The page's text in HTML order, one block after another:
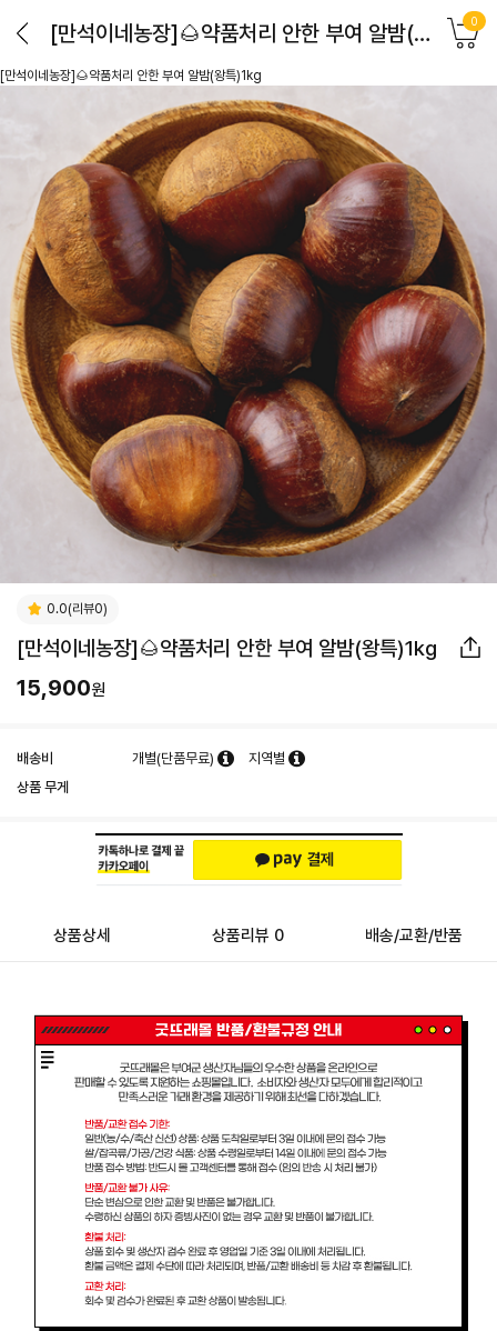
[만석이네농장]🌰약품처리 안한 부여 알밤(왕특)1kg 0
[만석이네농장]🌰약품처리 안한 부여 알밤(왕특)1kg
0.0(리뷰0)
[만석이네농장]🌰약품처리 안한 부여 알밤(왕특)1kg
15,900원
배송비 개별(단품무료)
지역별
상품 무게
상품상세 상품리뷰 0 배송/교환/반품